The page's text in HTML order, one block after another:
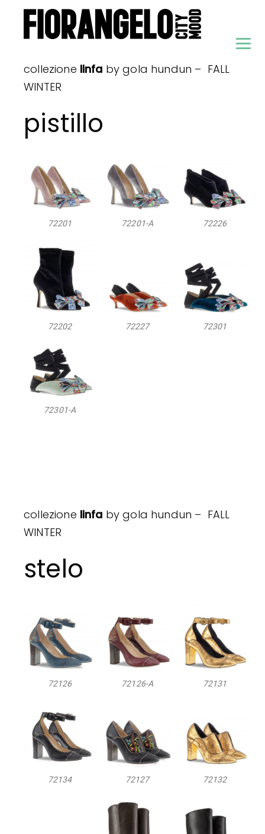
collezione linfa by gola hundun – FALL
WINTER
pistillo
72201 72201-A 72226
72202 72227 72301
72301-A
collezione linfa by gola hundun – FALL
WINTER
stelo
72126 72126-A 72131
72134 72127 72132